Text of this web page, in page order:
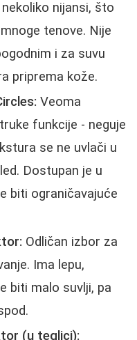
nijansi, što
tenove. Nije
i za suvu
priprema kože.
Veoma
funkcije - neguje
se ne uvlači u
Dostupan je u
biti ograničavajuće
Odličan izbor za
Ima lepu,
biti malo suvlji, pa
(u teglici):